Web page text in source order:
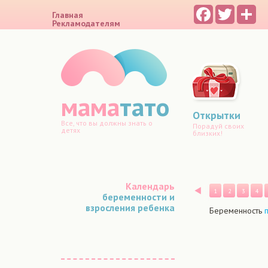
Главная
Рекламодателям
FacebookTwitter
маматато
Все, что вы должны знать о
детях
Открытки
Порадуй своих
близких!
Календарь
беременности и
взросления ребенка
Назад
1 2 3 4
Беременность